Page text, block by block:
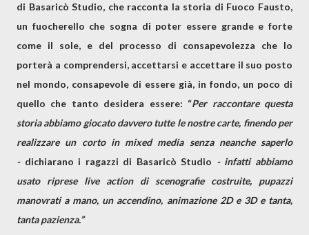
di Basaricò Studio, che racconta la storia di Fuoco Fausto,
un fuocherello che sogna di poter essere grande e forte
come il sole, e del processo di consapevolezza che lo
porterà a comprendersi, accettarsi e accettare il suo posto
nel mondo, consapevole di essere già, in fondo, un poco di
quello che tanto desidera essere: “Per raccontare questa
storia abbiamo giocato davvero tutte le nostre carte, finendo per
realizzare un corto in mixed media senza neanche saperlo
- dichiarano i ragazzi di Basaricò Studio - infatti abbiamo
usato riprese live action di scenografie costruite, pupazzi
manovrati a mano, un accendino, animazione 2D e 3D e tanta,
tanta pazienza.”